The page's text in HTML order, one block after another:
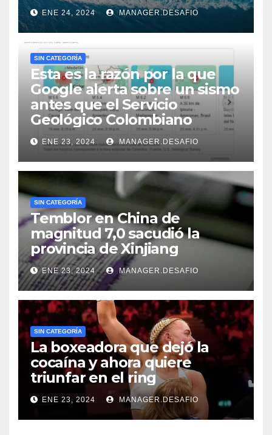
ENE 24, 2024 MANAGER.DESAFIO
SIN CATEGORÍA
Esta es la razón por la que
Google alerta sobre un sismo
antes que el Servicio
Geológico Colombiano
ENE 23, 2024 MANAGER.DESAFIO
SIN CATEGORÍA
Temblor en China de
magnitud 7,0 sacudió la
provincia de Xinjiang
ENE 23, 2024 MANAGER.DESAFIO
SIN CATEGORÍA
La boxeadora que dejó la
cocaína y ahora quiere
triunfar en el ring​
ENE 23, 2024 MANAGER.DESAFIO